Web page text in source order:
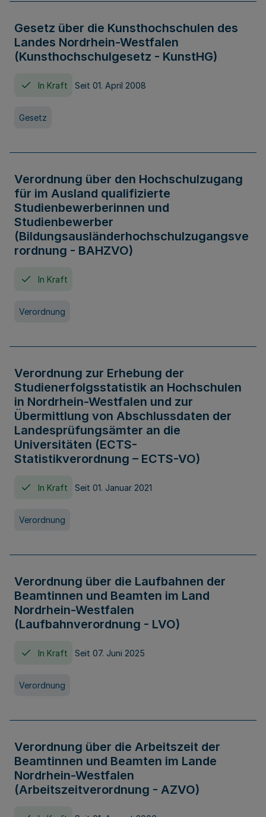
Gesetz über die Kunsthochschulen des
Landes Nordrhein-Westfalen
(Kunsthochschulgesetz - KunstHG)
In Kraft Seit 01. April 2008
Gesetz
Verordnung über den Hochschulzugang
für im Ausland qualifizierte
Studienbewerberinnen und
Studienbewerber
(Bildungsausländerhochschulzugangsve
rordnung - BAHZVO)
In Kraft
Verordnung
Verordnung zur Erhebung der
Studienerfolgsstatistik an Hochschulen
in Nordrhein-Westfalen und zur
Übermittlung von Abschlussdaten der
Landesprüfungsämter an die
Universitäten (ECTS-
Statistikverordnung – ECTS-VO)
In Kraft Seit 01. Januar 2021
Verordnung
Verordnung über die Laufbahnen der
Beamtinnen und Beamten im Land
Nordrhein-Westfalen
(Laufbahnverordnung - LVO)
In Kraft Seit 07. Juni 2025
Verordnung
Verordnung über die Arbeitszeit der
Beamtinnen und Beamten im Lande
Nordrhein-Westfalen
(Arbeitszeitverordnung - AZVO)